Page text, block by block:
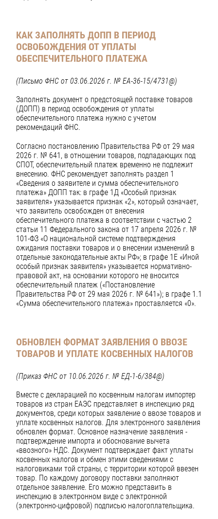
КАК ЗАПОЛНЯТЬ ДОПП В ПЕРИОД
ОСВОБОЖДЕНИЯ ОТ УПЛАТЫ
ОБЕСПЕЧИТЕЛЬНОГО ПЛАТЕЖА
(Письмо ФНС от 03.06.2026 г. № EA-36-15/4731@)
Заполнять документ о предстоящей поставке товаров
(ДОПП) в период освобождения от уплаты
обеспечительного платежа нужно с учетом
рекомендаций ФНС.
Согласно постановлению Правительства РФ от 29 мая
2026 г. № 641, в отношении товаров, подпадающих под
СПОТ, обеспечительный платеж временно не подлежит
внесению. ФНС рекомендует заполнять раздел 1
«Сведения о заявителе и сумма обеспечительного
платежа» ДОПП так: в графе 1Д «Особый признак
заявителя» указывается признак «2», который означает,
что заявитель освобожден от внесения
обеспечительного платежа в соответствии с частью 2
статьи 11 Федерального закона от 17 апреля 2026 г. №
101-ФЗ «О национальной системе подтверждения
ожидания поставки товаров и о внесении изменений в
отдельные законодательные акты РФ»; в графе 1Е «Иной
особый признак заявителя» указывается нормативно-
правовой акт, на основании которого не вносится
обеспечительный платеж («Постановление
Правительства РФ от 29 мая 2026 г. № 641»); в графе 1.1
«Сумма обеспечительного платежа» проставляется «0».
ОБНОВЛЕН ФОРМАТ ЗАЯВЛЕНИЯ О ВВОЗЕ
ТОВАРОВ И УПЛАТЕ КОСВЕННЫХ НАЛОГОВ
(Приказ ФНС от 10.06.2026 г. № ЕД-1-6/384@)
Вместе с декларацией по косвенным налогам импортер
товаров из стран ЕАЭС представляет в инспекцию ряд
документов, среди которых заявление о ввозе товаров и
уплате косвенных налогов. Для электронного заявления
обновлен формат. Основное назначение заявления -
подтверждение импорта и обоснование вычета
«ввозного» НДС. Документ подтверждает факт уплаты
косвенных налогов и обмен этими сведениями с
налоговиками той страны, с территории которой ввезен
товар. По каждому договору поставки заполняют
отдельное заявление. Его можно представить в
инспекцию в электронном виде с электронной
(электронно-цифровой) подписью налогоплательщика.